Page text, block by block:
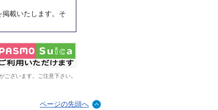
載いたします。そ
ざいます。ご注意下さい。
ページの先頭へ